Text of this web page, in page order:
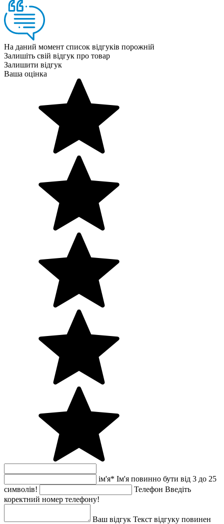
На даний момент список відгуків порожній
Залишіть свій відгук про товар
Залишити відгук
Ваша оцінка
ім'я* Ім'я повинно бути від 3 до 25
символів!
Телефон Введіть
коректний номер телефону!
Ваш відгук Текст відгуку повинен